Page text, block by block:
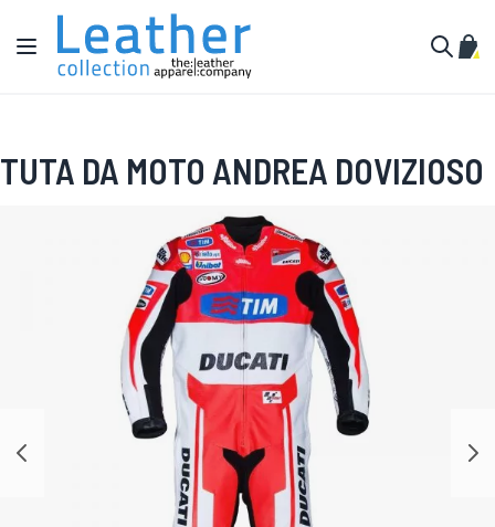
Salta al contenuto
Toggle Nav
TUTA DA MOTO ANDREA DOVIZIOSO